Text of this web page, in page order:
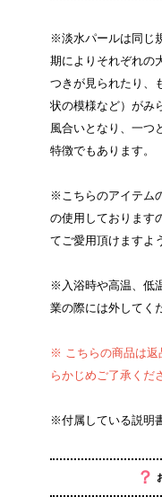
※淡水パールは同じ
期によりそれぞれの
つきが見られたり、
状の模様など）がみ
風合いとなり、一つ
特徴でもあります。
※こちらのアイテム
の使用しております
てご愛用頂けますよ
※入浴時や高温、低
業の際には外してく
※ こちらの商品は返
らかじめご了承くだ
※付属している説明
？